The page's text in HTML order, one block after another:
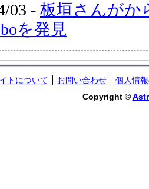
03 - 板垣さんがか
を発見
トについて お問い合わせ
個人情
Copyright ©